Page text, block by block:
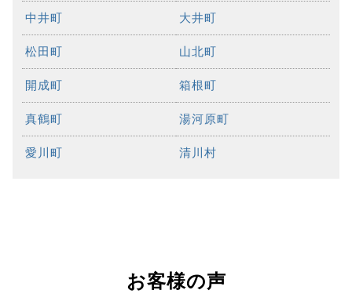
中井町 大井町
松田町 山北町
開成町 箱根町
真鶴町 湯河原町
愛川町 清川村
お客様の声